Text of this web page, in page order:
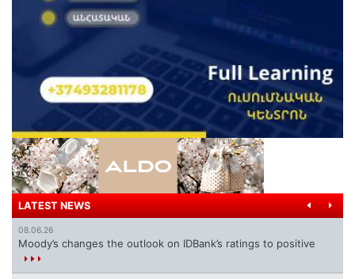
LATEST NEWS
08.06.26
Moody’s changes the outlook on IDBank’s ratings to positive